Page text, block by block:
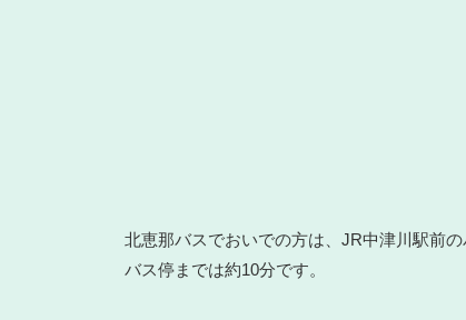
北恵那バスでおいでの方は、JR中津川駅前
バス停までは約10分です。